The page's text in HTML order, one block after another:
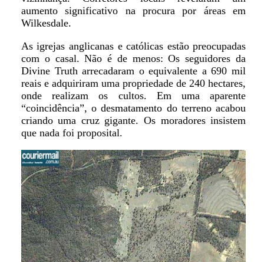
aumento significativo na procura por áreas em
Wilkesdale.
As igrejas anglicanas e católicas estão preocupadas
com o casal. Não é de menos: Os seguidores da
Divine Truth arrecadaram o equivalente a 690 mil
reais e adquiriram uma propriedade de 240 hectares,
onde realizam os cultos. Em uma aparente
“coincidência”, o desmatamento do terreno acabou
criando uma cruz gigante. Os moradores insistem
que nada foi proposital.